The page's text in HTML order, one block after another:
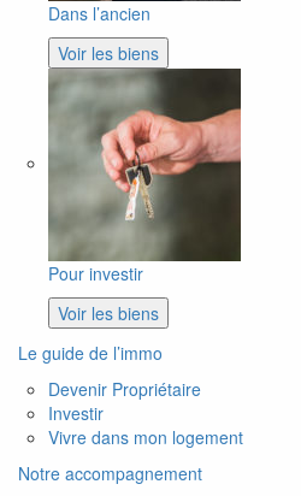
Dans l’ancien
Voir les biens
Pour investir
Voir les biens
Le guide de l’immo
Devenir Propriétaire
Investir
Vivre dans mon logement
Notre accompagnement